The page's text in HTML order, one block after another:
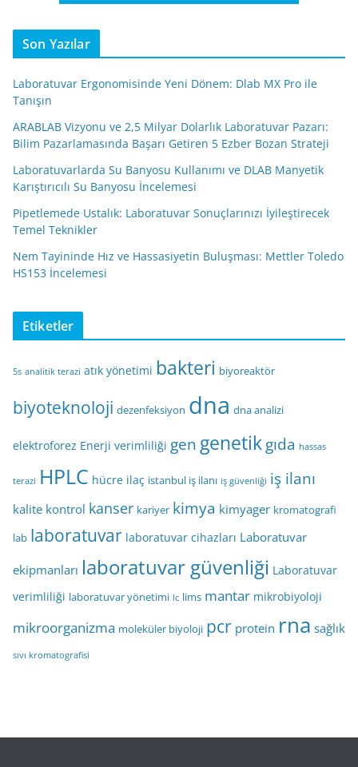
Son Yazılar
Laboratuvar Ergonomisinde Yeni Dönem: Dlab MX Pro ile
Tanışın
ARABLAB Vizyonu ve 2,5 Milyar Dolarlık Laboratuvar Pazarı:
Bilim Pazarlamasında Başarı Getiren 5 Ezber Bozan Strateji
Laboratuvarlarda Su Banyosu Kullanımı ve DLAB Manyetik
Karıştırıcılı Su Banyosu İncelemesi
Pipetlemede Ustalık: Laboratuvar Sonuçlarınızı İyileştirecek
Temel Teknikler
Nem Tayininde Hız ve Hassasiyetin Buluşması: Mettler Toledo
HS153 İncelemesi
Etiketler
5s analitik terazi atık yönetimi bakteri biyoreaktör
biyoteknoloji dezenfeksiyon dna dna analizi
elektroforez Enerji verimliliği gen genetikgıda hassas
terazi HPLC hücre ilaç istanbul iş ilanı iş güvenliği iş ilanı
kalite kontrol kanser kariyer kimya kimyager kromatografi
lab laboratuvar laboratuvar cihazları Laboratuvar
ekipmanları laboratuvar güvenliği Laboratuvar
verimliliği laboratuvar yönetimi lc lims mantar mikrobiyoloji
mikroorganizma moleküler biyoloji pcr protein rna sağlık
sıvı kromatografisi